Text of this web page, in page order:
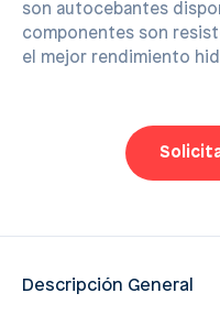
son autocebantes
componentes son
el mejor rendimiento
Descripción General